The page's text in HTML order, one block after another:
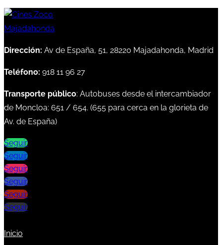
Dirección: Av de España, 51, 28220 Majadahonda, Madrid
Teléfono: 918 11 96 27
Transporte público: Autobuses desde el intercambiador
de Moncloa: 651 / 654. (655 para cerca en la glorieta de
Av. de España)
Seguir
Seguir
Seguir
Seguir
Seguir
Seguir
Inicio